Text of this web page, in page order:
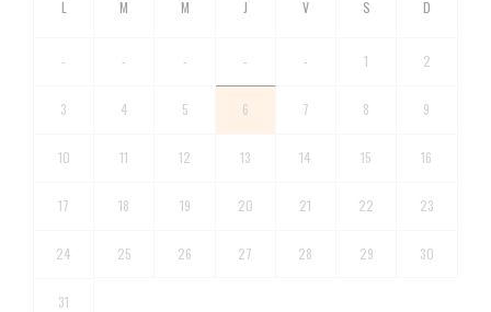
- - - - - 1 2
3 4 5 6 7 8 9
10 11 12 13 14 15 16
17 18 19 20 21 22 23
24 25 26 27 28 29 30
31